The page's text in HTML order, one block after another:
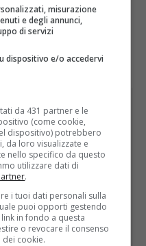
a fornire
territorio
misurazione
e degli annunci,
di servizi
dispositivo e/o accedervi
da 431 partner e le
(come cookie,
dispositivo) potrebbero
da loro visualizzate e
nello specifico da questo
utilizzare dati di
.
i tuoi dati personali sulla
puoi opporti gestendo
in fondo a questa
o revocare il consenso
cookie.